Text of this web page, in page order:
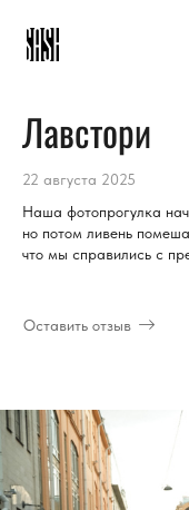
Лавстори
22 августа 2025
Наша фотопрогулка
но потом ливень
что мы справились с
Оставить отзыв